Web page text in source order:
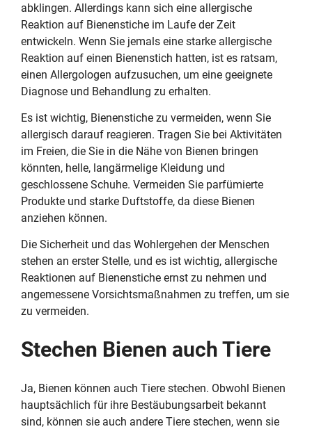
abklingen. Allerdings kann sich eine allergische
Reaktion auf Bienenstiche im Laufe der Zeit
entwickeln. Wenn Sie jemals eine starke allergische
Reaktion auf einen Bienenstich hatten, ist es ratsam,
einen Allergologen aufzusuchen, um eine geeignete
Diagnose und Behandlung zu erhalten.
Es ist wichtig, Bienenstiche zu vermeiden, wenn Sie
allergisch darauf reagieren. Tragen Sie bei Aktivitäten
im Freien, die Sie in die Nähe von Bienen bringen
könnten, helle, langärmelige Kleidung und
geschlossene Schuhe. Vermeiden Sie parfümierte
Produkte und starke Duftstoffe, da diese Bienen
anziehen können.
Die Sicherheit und das Wohlergehen der Menschen
stehen an erster Stelle, und es ist wichtig, allergische
Reaktionen auf Bienenstiche ernst zu nehmen und
angemessene Vorsichtsmaßnahmen zu treffen, um sie
zu vermeiden.
Stechen Bienen auch Tiere
Ja, Bienen können auch Tiere stechen. Obwohl Bienen
hauptsächlich für ihre Bestäubungsarbeit bekannt
sind, können sie auch andere Tiere stechen, wenn sie